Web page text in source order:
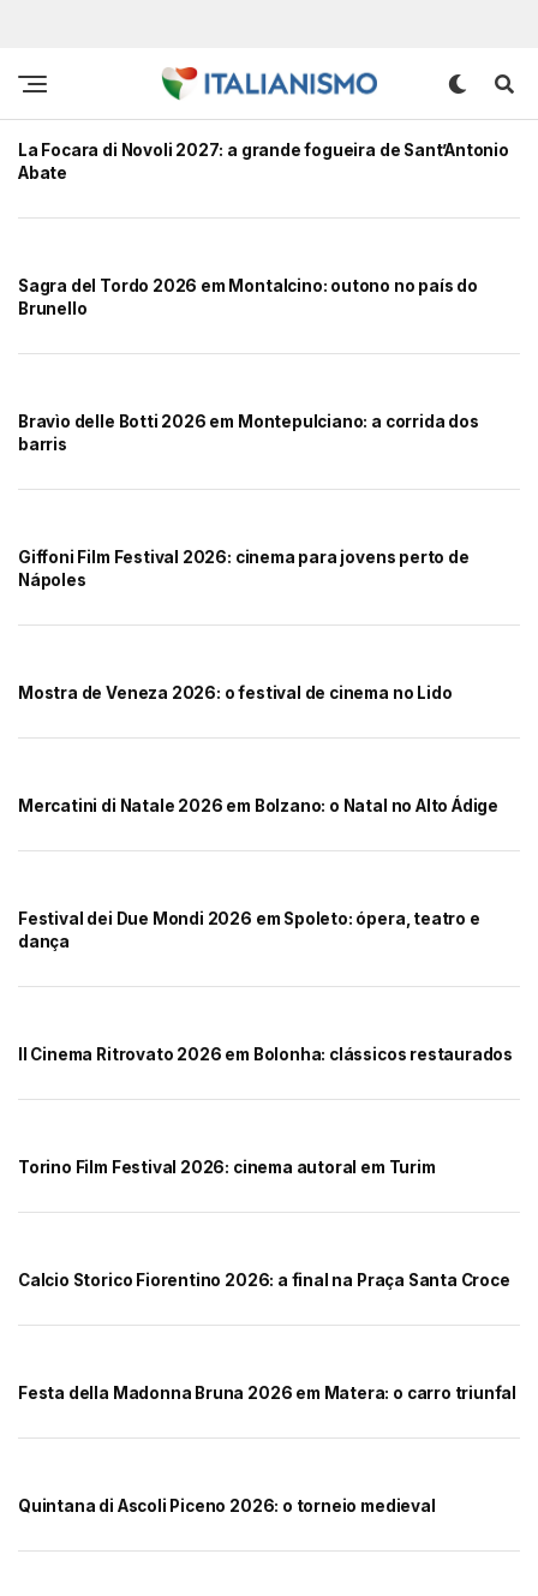
La Focara di Novoli 2027: a grande fogueira de Sant’Antonio
Abate
Sagra del Tordo 2026 em Montalcino: outono no país do
Brunello
Bravìo delle Botti 2026 em Montepulciano: a corrida dos
barris
Giffoni Film Festival 2026: cinema para jovens perto de
Nápoles
Mostra de Veneza 2026: o festival de cinema no Lido
Mercatini di Natale 2026 em Bolzano: o Natal no Alto Ádige
Festival dei Due Mondi 2026 em Spoleto: ópera, teatro e
dança
Il Cinema Ritrovato 2026 em Bolonha: clássicos restaurados
Torino Film Festival 2026: cinema autoral em Turim
Calcio Storico Fiorentino 2026: a final na Praça Santa Croce
Festa della Madonna Bruna 2026 em Matera: o carro triunfal
Quintana di Ascoli Piceno 2026: o torneio medieval